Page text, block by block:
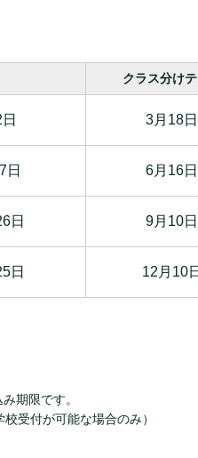
クラス分け
3月18日
日 6月16日
日 9月10日
日 12月10
期限です。
受付が可能な場合のみ）